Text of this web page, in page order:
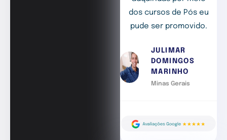
dos cursos de Pós eu
pude ser promovido.
JULIMAR
DOMINGOS
MARINHO
Minas Gerais